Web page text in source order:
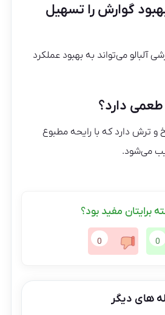
بهبود گوارش را تسهیل
آلبالو می‌تواند به بهبود عملکرد
طعمی دارد؟
و ترش دارد که با رایحه مطبوع
می‌شود.
برایتان مفید بود؟
0
0
های دیگر